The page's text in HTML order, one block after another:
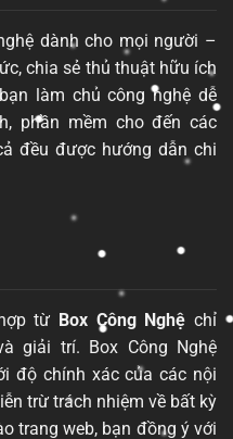
dành cho mọi người –
chia sẻ thủ thuật hữu ích
làm chủ công nghệ dễ
phần mềm cho đến các
đều được hướng dẫn chi
từ Box Công Nghệ chỉ
giải trí. Box Công Nghệ
độ chính xác của các nội
trừ trách nhiệm về bất kỳ
trang web, bạn đồng ý với